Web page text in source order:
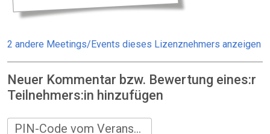
2 andere Meetings/Events dieses Lizenznehmers anzeigen
Neuer Kommentar bzw. Bewertung eines:r
Teilnehmers:in hinzufügen
PIN-Code vom Veranstalter